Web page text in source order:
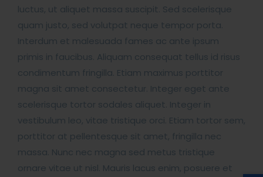
luctus, ut aliquet massa suscipit. Sed scelerisque
quam justo, sed volutpat neque tempor porta.
Interdum et malesuada fames ac ante ipsum
primis in faucibus. Aliquam consequat tellus id risus
condimentum fringilla. Etiam maximus porttitor
magna sit amet consectetur. Integer eget ante
scelerisque tortor sodales aliquet. Integer in
vestibulum leo, vitae tristique orci. Etiam tortor sem,
porttitor at pellentesque sit amet, fringilla nec
massa. Nunc nec magna sed metus tristique
ornare vitae ut nisl. Mauris lacus enim, posuere et